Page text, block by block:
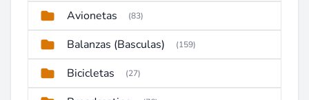
Avionetas (83)
Balanzas (Basculas) (159)
Bicicletas (27)